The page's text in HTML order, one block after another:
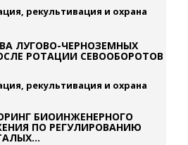
рекультивация и охрана
ЛУГОВО-ЧЕРНОЗЕМНЫХ
РОТАЦИИ СЕВООБОРОТОВ
рекультивация и охрана
БИОИНЖЕНЕРНОГО
ПО РЕГУЛИРОВАНИЮ